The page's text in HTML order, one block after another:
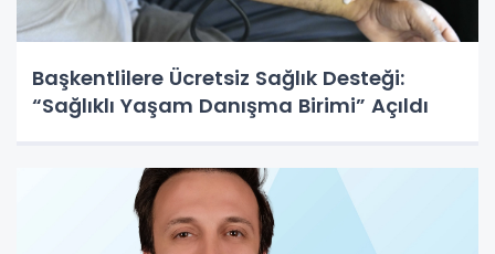
Başkentlilere Ücretsiz Sağlık Desteği:
“Sağlıklı Yaşam Danışma Birimi” Açıldı